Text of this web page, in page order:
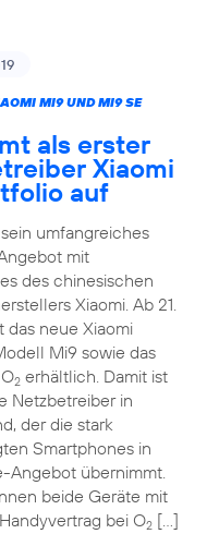
MI9 UND MI9 SE
als erster
Xiaomi
auf
umfangreiches
mit
des chinesischen
Xiaomi. Ab 21.
das neue Xiaomi
Mi9 sowie das
2erhältlich. Damit ist
Netzbetreiber in
der die stark
Smartphones in
Angebot übernimmt.
beide Geräte mit
bei O2[…]